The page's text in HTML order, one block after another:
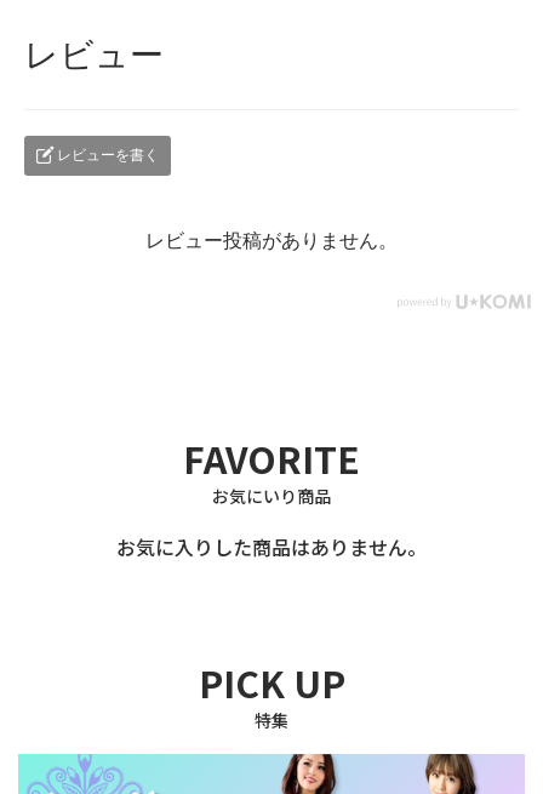
レビュー
レビューを書く
レビュー投稿がありません。
FAVORITE
お気にいり商品
お気に入りした商品はありません。
PICK UP
特集